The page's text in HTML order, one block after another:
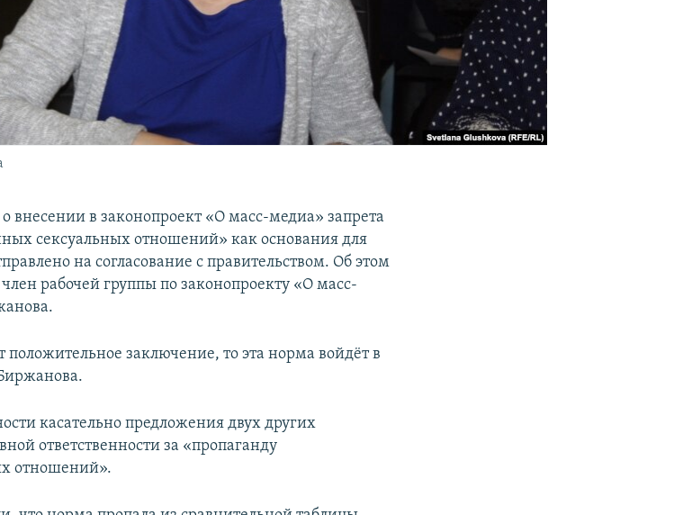
внесении в законопроект «О масс-медиа» запрета
сексуальных отношений» как основания для
на согласование с правительством. Об этом
рабочей группы по законопроекту «О масс-
положительное заключение, то эта норма войдёт в
касательно предложения двух других
ответственности за «пропаганду
отношений».